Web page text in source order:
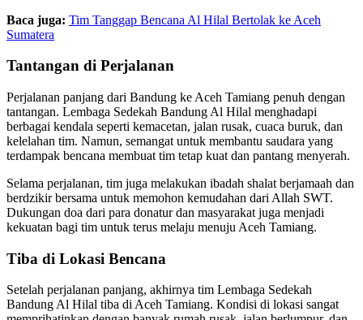
Baca juga: Tim Tanggap Bencana Al Hilal Bertolak ke Aceh
Sumatera
Tantangan di Perjalanan
Perjalanan panjang dari Bandung ke Aceh Tamiang penuh dengan
tantangan. Lembaga Sedekah Bandung Al Hilal menghadapi
berbagai kendala seperti kemacetan, jalan rusak, cuaca buruk, dan
kelelahan tim. Namun, semangat untuk membantu saudara yang
terdampak bencana membuat tim tetap kuat dan pantang menyerah.
Selama perjalanan, tim juga melakukan ibadah shalat berjamaah dan
berdzikir bersama untuk memohon kemudahan dari Allah SWT.
Dukungan doa dari para donatur dan masyarakat juga menjadi
kekuatan bagi tim untuk terus melaju menuju Aceh Tamiang.
Tiba di Lokasi Bencana
Setelah perjalanan panjang, akhirnya tim Lembaga Sedekah
Bandung Al Hilal tiba di Aceh Tamiang. Kondisi di lokasi sangat